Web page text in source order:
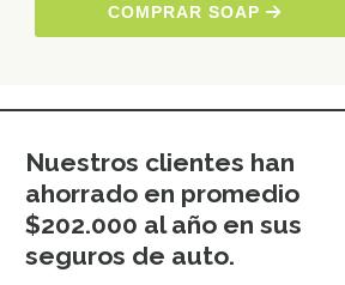
COMPRAR SOAP
Nuestros clientes han
ahorrado en promedio
$202.000 al año en sus
seguros de auto.